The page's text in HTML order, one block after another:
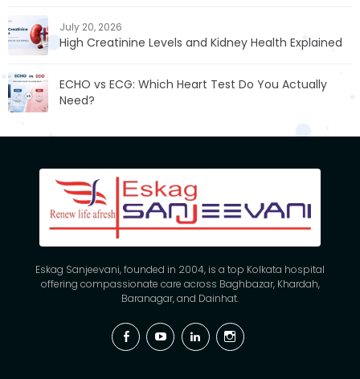
July 20, 2026
High Creatinine Levels and Kidney Health Explained
ECHO vs ECG: Which Heart Test Do You Actually
Need?
Eskag Sanjeevani, founded in 2004, is a top Kolkata hospital
offering compassionate care across Baghbazar, Khardah,
Baranagar, and Dainhat.
FacebookYouTubeLinkedinInstagram